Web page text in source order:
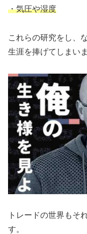
・気圧や湿度
これらの研究をし、
生涯を捧げてしまいま
トレードの世界もそ
す。